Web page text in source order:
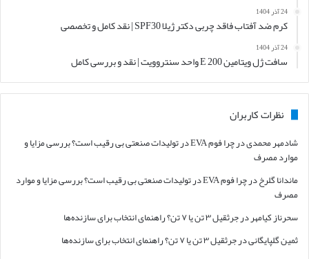
24 آذر 1404
کرم ضد آفتاب فاقد چربی دکتر ژیلا SPF30 | نقد کامل و تخصصی
24 آذر 1404
سافت ژل ویتامین E 200 واحد سنتروویت | نقد و بررسی کامل
نظرات کاربران
شادمهر محمدیدر
چرا فوم EVA در تولیدات صنعتی بی رقیب است؟ بررسی مزایا و
موارد مصرف
ماندانا گلرخدر
چرا فوم EVA در تولیدات صنعتی بی رقیب است؟ بررسی مزایا و موارد
مصرف
سحرناز کیامهردرجرثقیل ۳ تن یا ۷ تن؟ راهنمای انتخاب برای سازنده‌ها
ثمین گلپایگانیدرجرثقیل ۳ تن یا ۷ تن؟ راهنمای انتخاب برای سازنده‌ها